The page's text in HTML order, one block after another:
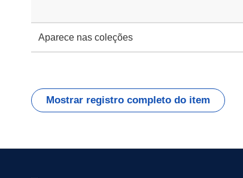
Aparece nas coleções
Mostrar registro completo do item